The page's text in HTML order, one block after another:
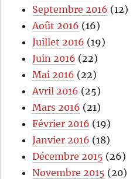
Septembre 2016 (12)
Août 2016 (16)
Juillet 2016 (19)
Juin 2016 (22)
Mai 2016 (22)
Avril 2016 (25)
Mars 2016 (21)
Février 2016 (19)
Janvier 2016 (18)
Décembre 2015 (26)
Novembre 2015 (20)